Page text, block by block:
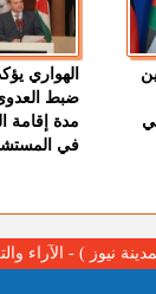
الهواري
ضبط
مدة إقامة
في
نيوز ) - الآراء